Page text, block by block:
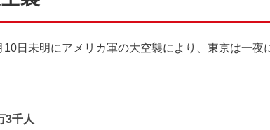
10日未明にアメリカ軍の大空襲により、東京は一夜
3千人